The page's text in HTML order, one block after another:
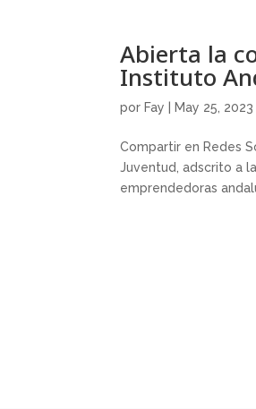
Abierta la
Instituto
por Fay May 25, 2023
Compartir en Redes
Juventud, adscrito a
emprendedoras